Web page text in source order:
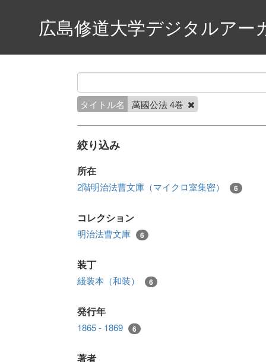
広島修道大学デジタルアー
タイトル名 萬國公法 4巻
絞り込み
所在
2階明治法曹文庫（マイクロ室集密） 6
コレクション
明治法曹文庫 6
装丁
綫装本（和装） 6
発行年
1865 - 1869 6
著者